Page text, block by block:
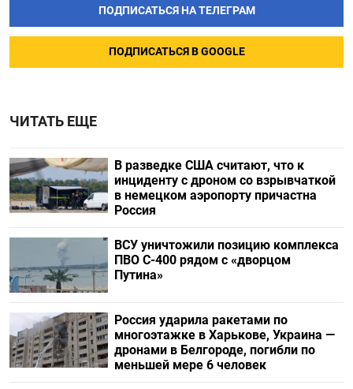
ПОДПИСАТЬСЯ НА ТЕЛЕГРАМ
ПОДПИСАТЬСЯ В GOOGLE
ЧИТАТЬ ЕЩЕ
В разведке США считают, что к
инциденту с дроном со взрывчаткой
в немецком аэропорту причастна
Россия
ВСУ уничтожили позицию комплекса
ПВО С-400 рядом с «дворцом
Путина»
Россия ударила ракетами по
многоэтажке в Харькове, Украина —
дронами в Белгороде, погибли по
меньшей мере 6 человек